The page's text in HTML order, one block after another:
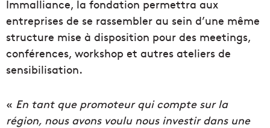
Immalliance, la fondation permettra aux
entreprises de se rassembler au sein d’une même
structure mise à disposition pour des meetings,
conférences, workshop et autres ateliers de
sensibilisation.
« En tant que promoteur qui compte sur la
région, nous avons voulu nous investir dans une